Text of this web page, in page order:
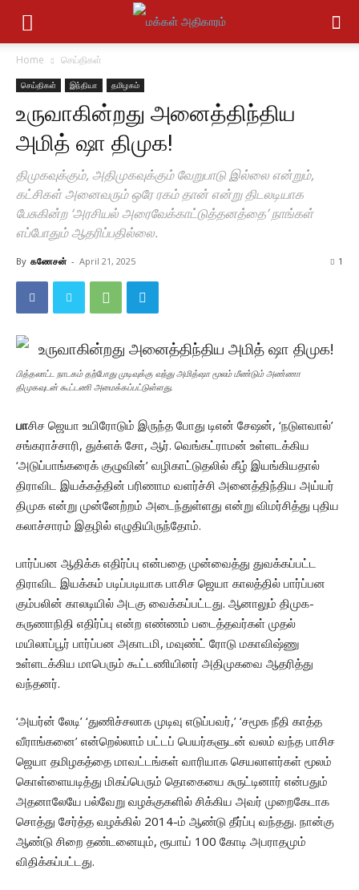
Home செய்திகள்
செய்திகள் இந்தியா தமிழகம்
உருவாகின்றது அனைத்திந்திய
அமித் ஷா திமுக!
திமுகவுக்கும், அதிமுகவுக்கும் வேறுபாடு இல்லை என்றும்,
கட்சிகள் அனைவரும் ஒரே ரகம் தான் என்று திடலடியாக
பேசுகின்ற ‘அரசியல் அரைவேக்காட்டுத்தனத்தை’ நாங்கள்
எப்போதும் ஆதரிப்பதில்லை.
By கணேசன் - April 21, 2025 1
பித்தலாட்ட நாடகம் தற்போது முடிவுக்கு வந்து அமித்ஷா மூலம் மீண்டும் அண்ணா
திமுகவுடன் கூட்டணி அமைக்கப்பட்டுள்ளது.
பாசிச ஜெயா உயிரோடும் இருந்த போது டிஎன் சேஷன், ‘நடுளவால்’
சங்கராச்சாரி, துக்ளக் சோ, ஆர். வெங்கட்ராமன் உள்ளடக்கிய
‘அடுப்பாங்கரைக் குழுவின்’ வழிகாட்டுதலில் கீழ் இயங்கியதால்
திராவிட இயக்கத்தின் பரிணாம வளர்ச்சி அனைத்திந்திய அய்யர்
திமுக என்று முன்னேற்றம் அடைந்துள்ளது என்று விமர்சித்து புதிய
கலாச்சாரம் இதழில் எழுதியிருந்தோம்.
பார்ப்பன ஆதிக்க எதிர்ப்பு என்பதை முன்வைத்து துவக்கப்பட்ட
திராவிட இயக்கம் படிப்படியாக பாசிச ஜெயா காலத்தில் பார்ப்பன
கும்பலின் காலடியில் அடகு வைக்கப்பட்டது. ஆனாலும் திமுக-
கருணாநிதி எதிர்ப்பு என்ற எண்ணம் படைத்தவர்கள் முதல்
மயிலாப்பூர் பார்ப்பன அகாடமி, மவுண்ட் ரோடு மகாவிஷ்ணு
உள்ளடக்கிய மாபெரும் கூட்டணியினர் அதிமுகவை ஆதரித்து
வந்தனர்.
‘அயர்ன் லேடி’ ‘துணிச்சலாக முடிவு எடுப்பவர்,’ ‘சமூக நீதி காத்த
வீராங்கனை’ என்றெல்லாம் பட்டப் பெயர்களுடன் வலம் வந்த பாசிச
ஜெயா தமிழகத்தை மாவட்டங்கள் வாரியாக செயலாளர்கள் மூலம்
கொள்ளையடித்து மிகப்பெரும் தொகையை சுருட்டினார் என்பதும்
அதனாலேயே பல்வேறு வழக்குகளில் சிக்கிய அவர் முறைகேடாக
சொத்து சேர்த்த வழக்கில் 2014-ம் ஆண்டு தீர்ப்பு வந்தது. நான்கு
ஆண்டு சிறை தண்டனையும், ரூபாய் 100 கோடி அபராதமும்
விதிக்கப்பட்டது.